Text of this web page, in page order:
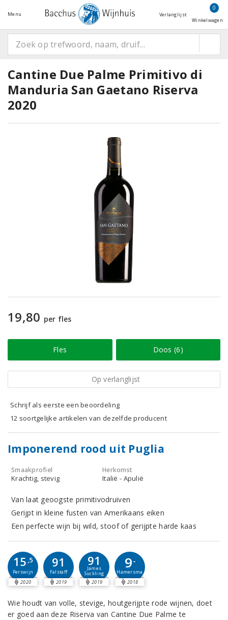
Menu Verlanglijst
0
Winkelwagen
Cantine Due Palme Primitivo di
Manduria San Gaetano Riserva
2020
19,80 per fles
Fles Doos (6)
Op verlanglijst
Schrijf als eerste een beoordeling
12 soortgelijke artikelen van dezelfde producent
Imponerend rood uit Puglia
Smaakprofiel
Krachtig, stevig
Herkomst
Italië - Apulië
Van laat geoogste primitivodruiven
Gerijpt in kleine fusten van Amerikaans eiken
Een perfecte wijn bij wild, stoof of gerijpte harde kaas
15 ,5
Perswijn
2020
91
Falstaff
2019
91
James
Suckling
2019
9-
Hamersma
2018
Wie houdt van volle, stevige, houtgerijpte rode wijnen, doet
er goed aan deze Riserva van Cantine Due Palme te